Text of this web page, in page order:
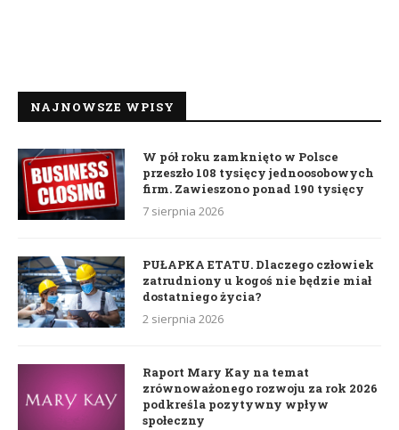
NAJNOWSZE WPISY
W pół roku zamknięto w Polsce
przeszło 108 tysięcy jednoosobowych
firm. Zawieszono ponad 190 tysięcy
7 sierpnia 2026
PUŁAPKA ETATU. Dlaczego człowiek
zatrudniony u kogoś nie będzie miał
dostatniego życia?
2 sierpnia 2026
Raport Mary Kay na temat
zrównoważonego rozwoju za rok 2026
podkreśla pozytywny wpływ
społeczny